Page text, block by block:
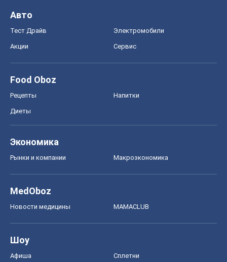
Авто
Тест Драйв Электромобили
Акции Сервис
Food Oboz
Рецепты Напитки
Диеты
Экономика
Рынки и компании Mакроэкономика
MedOboz
Новости медицины MAMACLUB
Шоу
Афиша Сплетни